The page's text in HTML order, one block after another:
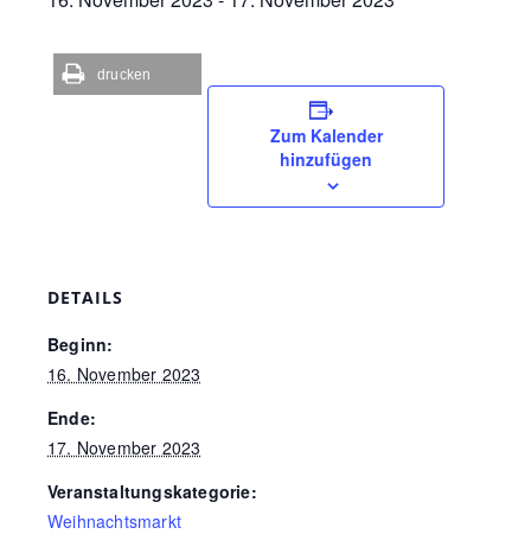
drucken
Zum Kalender
hinzufügen
DETAILS
Beginn:
16. November 2023
Ende:
17. November 2023
Veranstaltungskategorie:
Weihnachtsmarkt